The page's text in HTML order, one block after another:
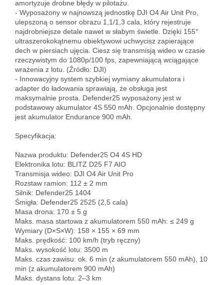
amortyzuje drobne błędy w pilotażu.
- Wyposażony w najnowszą jednostkę DJI O4 Air Unit Pro,
ulepszoną o sensor obrazu 1,1/1,3 cala, który rejestruje
najdrobniejsze detale nawet w słabym świetle. Dzięki 155°
ultraszerokokątnemu obiektywowi uchwycisz zapierające
dech w piersiach ujęcia. Ciesz się transmisją wideo w czasie
rzeczywistym do 1080p/100 fps, zapewniającą wciągające
wrażenia z lotu. (Źródło: DJI)
- Innowacyjny system szybkiej wymiany akumulatora i
adapter do ładowania sprawiają, że obsługa jest
maksymalnie prosta. Defender25 wyposażony jest w
podstawowy akumulator 4S 550 mAh. Opcjonalnie dostępny
jest akumulator Endurance 900 mAh.
Specyfikacja:
Nazwa produktu: Defender25 O4 4S HD
Elektronika lotu: BLITZ D25 F7 AIO
Transmisja wideo: DJI O4 Air Unit Pro
Rozstaw ramion: 112 ± 2 mm
Silnik: Defender25 1404
Śmigła: Defender25 2525 (2,5 cala)
Masa drona: 170 ± 5 g
Maks. masa startowa z akumulatorem 550 mAh: ≤ 249 g
Wymiary (D×S×W): 158 × 155 × 69 mm
Maks. prędkość: 100 km/h (tryb ręczny)
Maks. wysokość lotu: 3500 m
Maks. czas zawisu: ok. 6 min (z akumulatorem 550 mAh), 10
min (z akumulatorem 900 mAh)
Maks. dystans lotu: 2–3 km